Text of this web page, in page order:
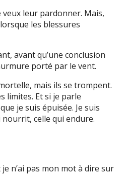
veux leur pardonner. Mais,
les blessures
avant qu’une conclusion
porté par le vent.
mais ils se trompent.
limites. Et si je parle
je suis épuisée. Je suis
celle qui endure.
n’ai pas mon mot à dire sur